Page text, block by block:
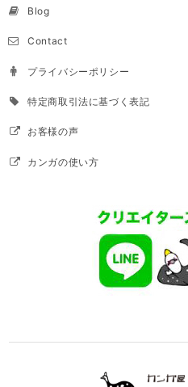
Blog
Contact
プライバシーポリシー
特定商取引法に基づく表記
お客様の声
カンガの使い方